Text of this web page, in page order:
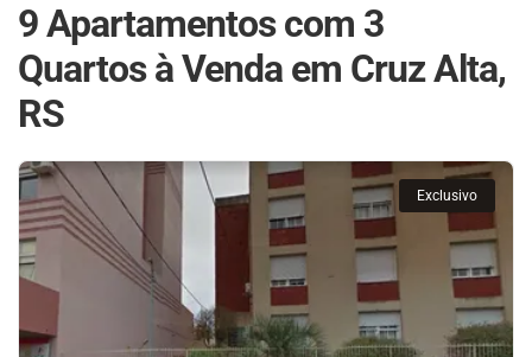
9 Apartamentos com 3
Quartos à Venda em Cruz Alta,
RS
Exclusivo